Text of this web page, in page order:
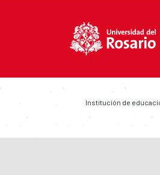
Institución de